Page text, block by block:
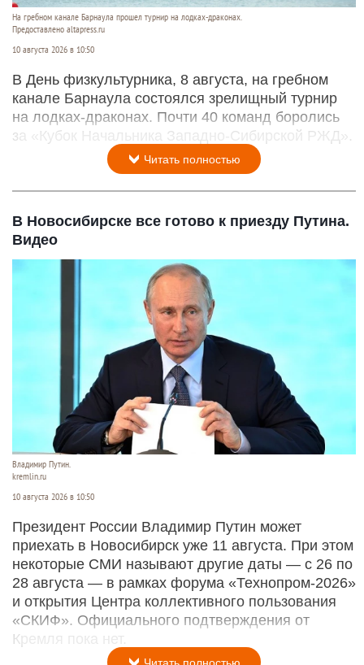
На гребном канале Барнаула прошел турнир на лодках-драконах.
Предоставлено altapress.ru
10 августа 2026 в 10:50
В День физкультурника, 8 августа, на гребном
канале Барнаула состоялся зрелищный турнир
на лодках-драконах. Почти 40 команд боролись
за «Кубок Начальника Западно-Сибирской РЖД».
Читать полностью
В Новосибирске все готово к приезду Путина.
Видео
Владимир Путин.
kremlin.ru
10 августа 2026 в 10:50
Президент России Владимир Путин может
приехать в Новосибирск уже 11 августа. При этом
некоторые СМИ называют другие даты — с 26 по
28 августа — в рамках форума «Технопром-2026»
и открытия Центра коллективного пользования
«СКИФ». Официального подтверждения от
Кремля пока нет.